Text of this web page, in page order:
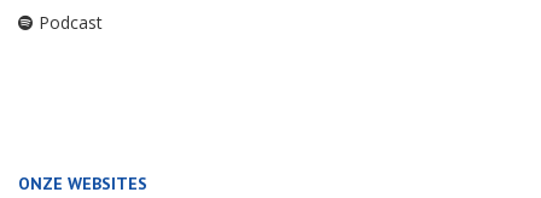
Podcast
ONZE WEBSITES